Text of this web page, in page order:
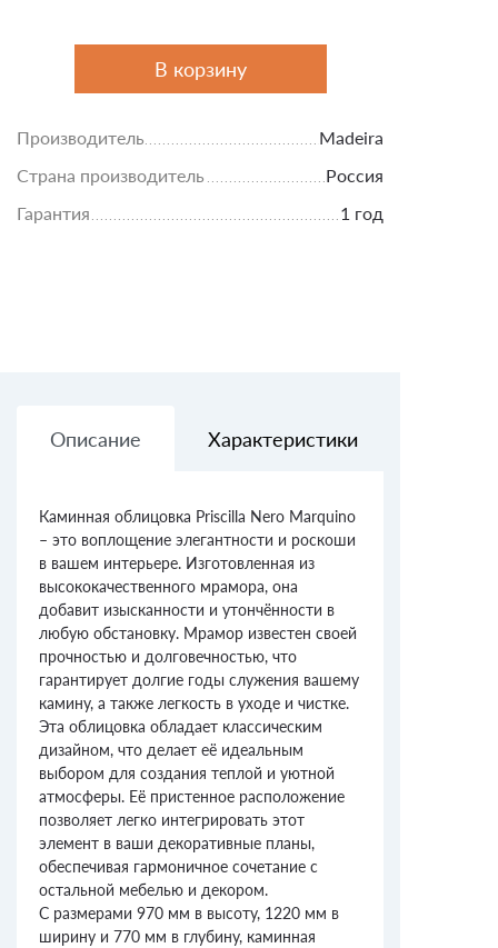
В корзину
Производитель
Madeira
Страна производитель
Россия
Гарантия
1 год
Описание Характеристики
Каминная облицовка Priscilla Nero Marquino
– это воплощение элегантности и роскоши
в вашем интерьере. Изготовленная из
высококачественного мрамора, она
добавит изысканности и утончённости в
любую обстановку. Мрамор известен своей
прочностью и долговечностью, что
гарантирует долгие годы служения вашему
камину, а также легкость в уходе и чистке.
Эта облицовка обладает классическим
дизайном, что делает её идеальным
выбором для создания теплой и уютной
атмосферы. Её пристенное расположение
позволяет легко интегрировать этот
элемент в ваши декоративные планы,
обеспечивая гармоничное сочетание с
остальной мебелью и декором.
С размерами 970 мм в высоту, 1220 мм в
ширину и 770 мм в глубину, каминная